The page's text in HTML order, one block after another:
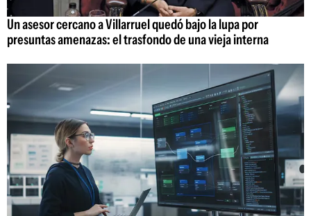
Un asesor cercano a Villarruel quedó bajo la lupa por
presuntas amenazas: el trasfondo de una vieja interna